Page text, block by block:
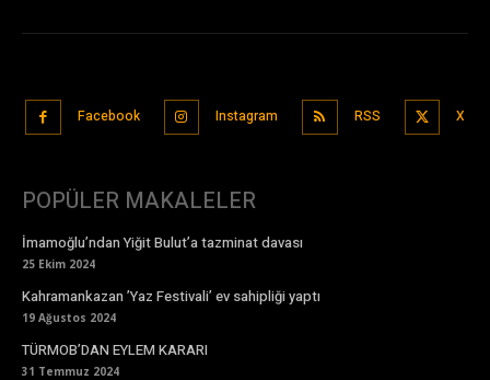
Facebook Instagram RSS X
POPÜLER MAKALELER
İmamoğlu’ndan Yiğit Bulut’a tazminat davası
25 Ekim 2024
Kahramankazan ’Yaz Festivali’ ev sahipliği yaptı
19 Ağustos 2024
TÜRMOB’DAN EYLEM KARARI
31 Temmuz 2024